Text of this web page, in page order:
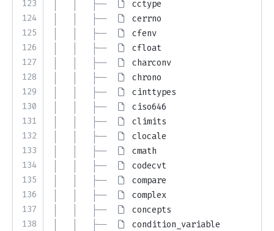
123
124
125
126
127
128
129
130
131
132
133
134
135
136
137
138
│   │   ├──
cctype
│   │   ├──
cerrno
│   │   ├──
cfenv
│   │   ├──
cfloat
│   │   ├──
charconv
│   │   ├──
chrono
│   │   ├──
cinttypes
│   │   ├──
ciso646
│   │   ├──
climits
│   │   ├──
clocale
│   │   ├──
cmath
│   │   ├──
codecvt
│   │   ├──
compare
│   │   ├──
complex
│   │   ├──
concepts
│   │   ├──
condition_variable